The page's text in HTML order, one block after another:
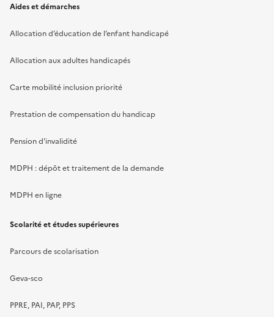
Aides et démarches
Allocation d’éducation de l’enfant handicapé
Allocation aux adultes handicapés
Carte mobilité inclusion priorité
Prestation de compensation du handicap
Pension d'invalidité
MDPH : dépôt et traitement de la demande
MDPH en ligne
Scolarité et études supérieures
Parcours de scolarisation
Geva-sco
PPRE, PAI, PAP, PPS